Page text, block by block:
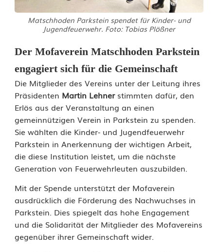
i
e
S
p
e
n
d
e
v
o
m
M
Matschhoden Parkstein spendet für Kinder- und
Jugendfeuerwehr. Foto: Tobias Plößner
Der Mofaverein Matschhoden Parkstein
engagiert sich für die Gemeinschaft
Die Mitglieder des Vereins unter der Leitung ihres
Präsidenten Martin Lehnerstimmten dafür, den
Erlös aus der Veranstaltung an einen
gemeinnützigen Verein in Parkstein zu spenden.
Sie wählten die Kinder- und Jugendfeuerwehr
Parkstein in Anerkennung der wichtigen Arbeit,
die diese Institution leistet, um die nächste
Generation von Feuerwehrleuten auszubilden.
Mit der Spende unterstützt der Mofaverein
ausdrücklich die Förderung des Nachwuchses in
Parkstein. Dies spiegelt das hohe Engagement
und die Solidarität der Mitglieder des Mofavereins
gegenüber ihrer Gemeinschaft wider.